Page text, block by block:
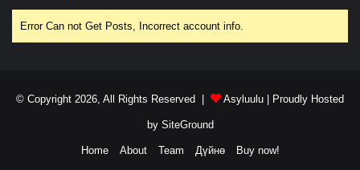
Error Can not Get Posts, Incorrect account info.
© Copyright 2026, All Rights Reserved | Asyluulu | Proudly Hosted
by SiteGround
Home About Team Дүйнө Buy now!